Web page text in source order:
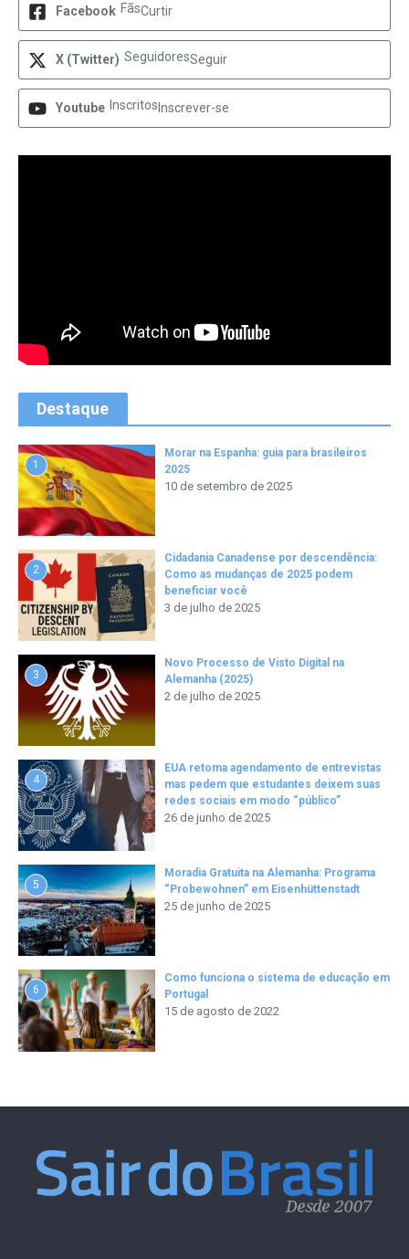
Facebook FãsCurtir
X (Twitter) SeguidoresSeguir
Youtube Inscritos Inscrever-se
Destaque
1
Morar na Espanha: guia para brasileiros
2025
10 de setembro de 2025
2
Cidadania Canadense por descendência:
Como as mudanças de 2025 podem
beneficiar você
3 de julho de 2025
3
Novo Processo de Visto Digital na
Alemanha (2025)
2 de julho de 2025
4
EUA retoma agendamento de entrevistas
mas pedem que estudantes deixem suas
redes sociais em modo “público”
26 de junho de 2025
5
Moradia Gratuita na Alemanha: Programa
“Probewohnen” em Eisenhüttenstadt
25 de junho de 2025
6
Como funciona o sistema de educação em
Portugal
15 de agosto de 2022